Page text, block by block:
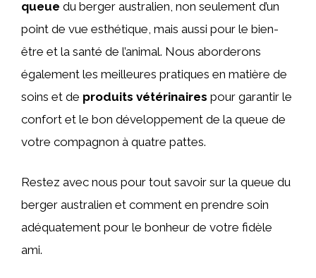
queue du berger australien, non seulement d’un
point de vue esthétique, mais aussi pour le bien-
être et la santé de l’animal. Nous aborderons
également les meilleures pratiques en matière de
soins et de produits vétérinaires pour garantir le
confort et le bon développement de la queue de
votre compagnon à quatre pattes.
Restez avec nous pour tout savoir sur la queue du
berger australien et comment en prendre soin
adéquatement pour le bonheur de votre fidèle
ami.